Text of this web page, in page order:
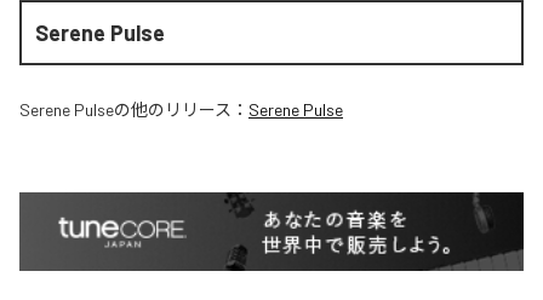
Serene Pulse
Serene Pulseの他のリリース： Serene Pulse